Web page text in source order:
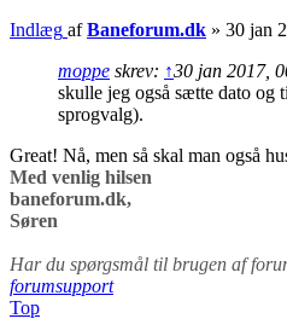
Indlæg afBaneforum.dk » 30 jan
moppe skrev: ↑30 jan 2017,
skulle jeg også sætte dato og
sprogvalg).
Great! Nå, men så skal man også
Med venlig hilsen
baneforum.dk,
Søren
Har du spørgsmål til brugen af
forumsupport
Top